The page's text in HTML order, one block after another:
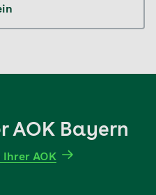
AOK Bayern
AOK